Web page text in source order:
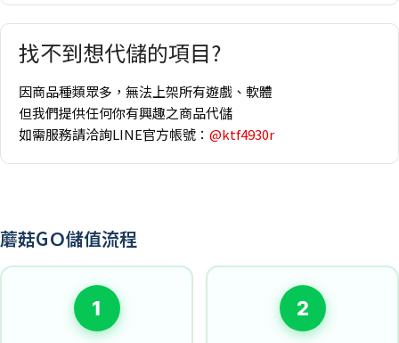
找不到想代儲的項目?
因商品種類眾多，無法上架所有遊戲、軟體
但我們提供任何你有興趣之商品代儲
如需服務請洽詢LINE官方帳號： @ktf4930r
蘑菇GＯ儲值流程
1 2